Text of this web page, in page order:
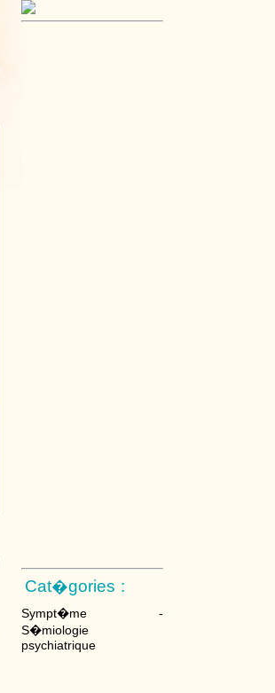
Cat�gories :
Sympt�me -
S�miologie
psychiatrique